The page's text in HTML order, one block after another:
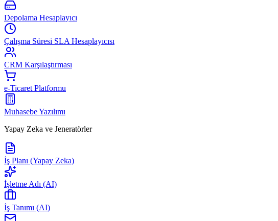
Depolama Hesaplayıcı
Çalışma Süresi SLA Hesaplayıcısı
CRM Karşılaştırması
e-Ticaret Platformu
Muhasebe Yazılımı
Yapay Zeka ve Jeneratörler
İş Planı (Yapay Zeka)
İşletme Adı (AI)
İş Tanımı (AI)